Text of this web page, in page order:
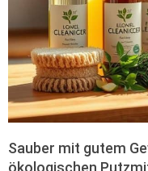
Sauber mit gutem
ökologischen